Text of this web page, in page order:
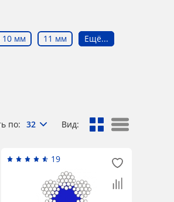
10 мм 11 мм Ещё...
по: 32 Вид:
19